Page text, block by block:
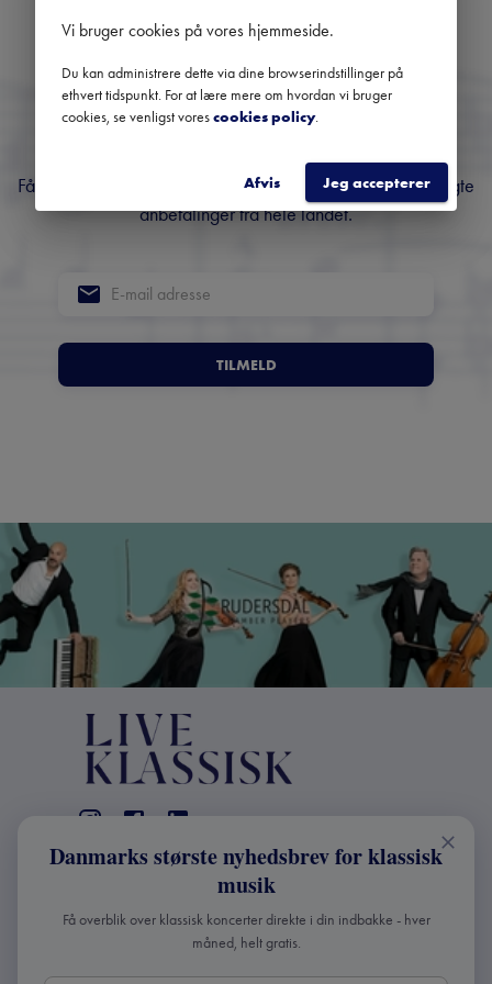
Danmarks største
nyhedsbrev om klassisk
musik
Få overblik over kommende koncerter, festivaler og udvalgte
anbefalinger fra hele landet.
TILMELD
KONTAKT
info@liveklassisk.dk
Live Klassisk ApS
Danmarks største nyhedsbrev for klassisk
musik
Få overblik over klassisk koncerter direkte i din indbakke - hver
måned, helt gratis.
Vi bruger cookies på vores hjemmeside.
Du kan administrere dette via dine browserindstillinger på
ethvert tidspunkt. For at lære mere om hvordan vi bruger
cookies, se venligst vorescookies policy.
Afvis Jeg accepterer